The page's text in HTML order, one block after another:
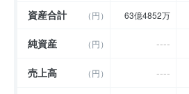
資産合計 （円） 63億4852万
純資産 （円） ----
売上高 （円） ----